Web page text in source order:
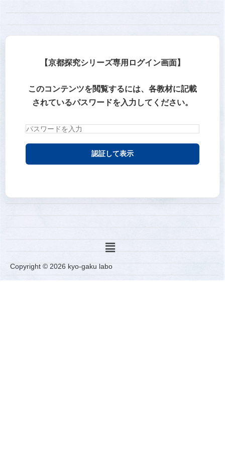
【京都探究シリーズ専用ログイン画面】
このコンテンツを閲覧するには、各教材に記載
されているパスワードを入力してください。
Copyright © 2026 kyo-gaku labo